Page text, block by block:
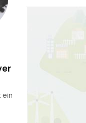
ein